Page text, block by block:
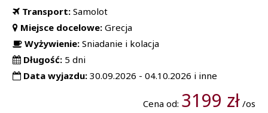
Transport: Samolot
Miejsce docelowe: Grecja
Wyżywienie: Sniadanie i kolacja
Długość: 5 dni
Data wyjazdu:30.09.2026 - 04.10.2026 i inne
Cena od: 3199 zł/os